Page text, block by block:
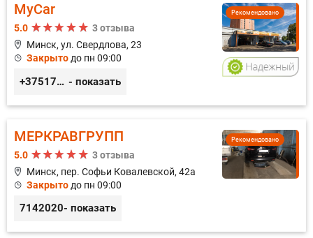
Рекомендовано
MyCar
5.0
3 отзыва
Минск, ул. Свердлова, 23
Закрыто до пн 09:00
+375173212443 - показать
Рекомендовано
МЕРКРАВГРУПП
5.0
3 отзыва
Минск, пер. Софьи Ковалевской, 42а
Закрыто до пн 09:00
7142020- показать